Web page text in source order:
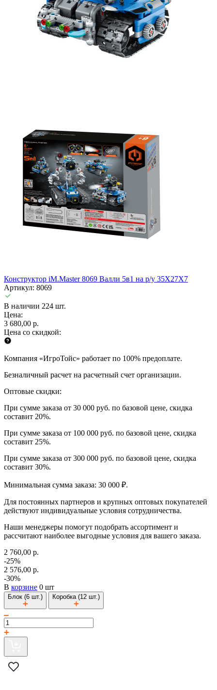
Конструктор iM.Master 8069 Валли 5в1 на р/у 35X27X7
Артикул: 8069
В наличии 224 шт.
Цена:
3 680,00 р.
Цена со скидкой:
Компания «ИгроТойс» работает по 100% предоплате.
Безналичный расчет на расчетный счет организации.
Оптовые скидки:
При сумме заказа от 30 000 руб. по базовой цене, скидка
составит 20%.
При сумме заказа от 100 000 руб. по базовой цене, скидка
составит 25%.
При сумме заказа от 300 000 руб. по базовой цене, скидка
составит 30%.
Минимальная сумма заказа: 30 000 ₽.
Для постоянных партнеров и крупных оптовых покупателей
действуют индивидуальные условия сотрудничества.
Наши менеджеры помогут подобрать ассортимент и
рассчитают наиболее выгодные условия для вашего заказа.
2 760,00 р.
-25%
2 576,00 р.
-30%
В корзине 0 шт
Блок (6 шт.) Коробка (12 шт.)